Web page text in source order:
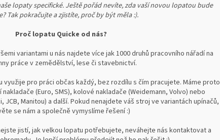
lopaty specifické. Ještě pořád nevíte, zda vaší novou lopatou bude
Tak pokračujte a zjistíte, proč by být měla :).
Proč lopatu Quicke od nás?
variantami u nás najdete více jak 1000 druhů pracovního nářadí na
práce v zemědělství, lese či stavebnictví.
využije pro práci občas každý, bez rozdílu s čím pracujete. Máme proto
(Euro, SMS), kolové nakladače (Weidemann, Volvo) nebo
Manitou) a další. Pokud nenajdete váš stroj ve variantách upínačů,
se nám a společně vymyslíme řešení :)
jistí, jak velkou lopatu potřebujete, neváhejte nás kontaktovat a